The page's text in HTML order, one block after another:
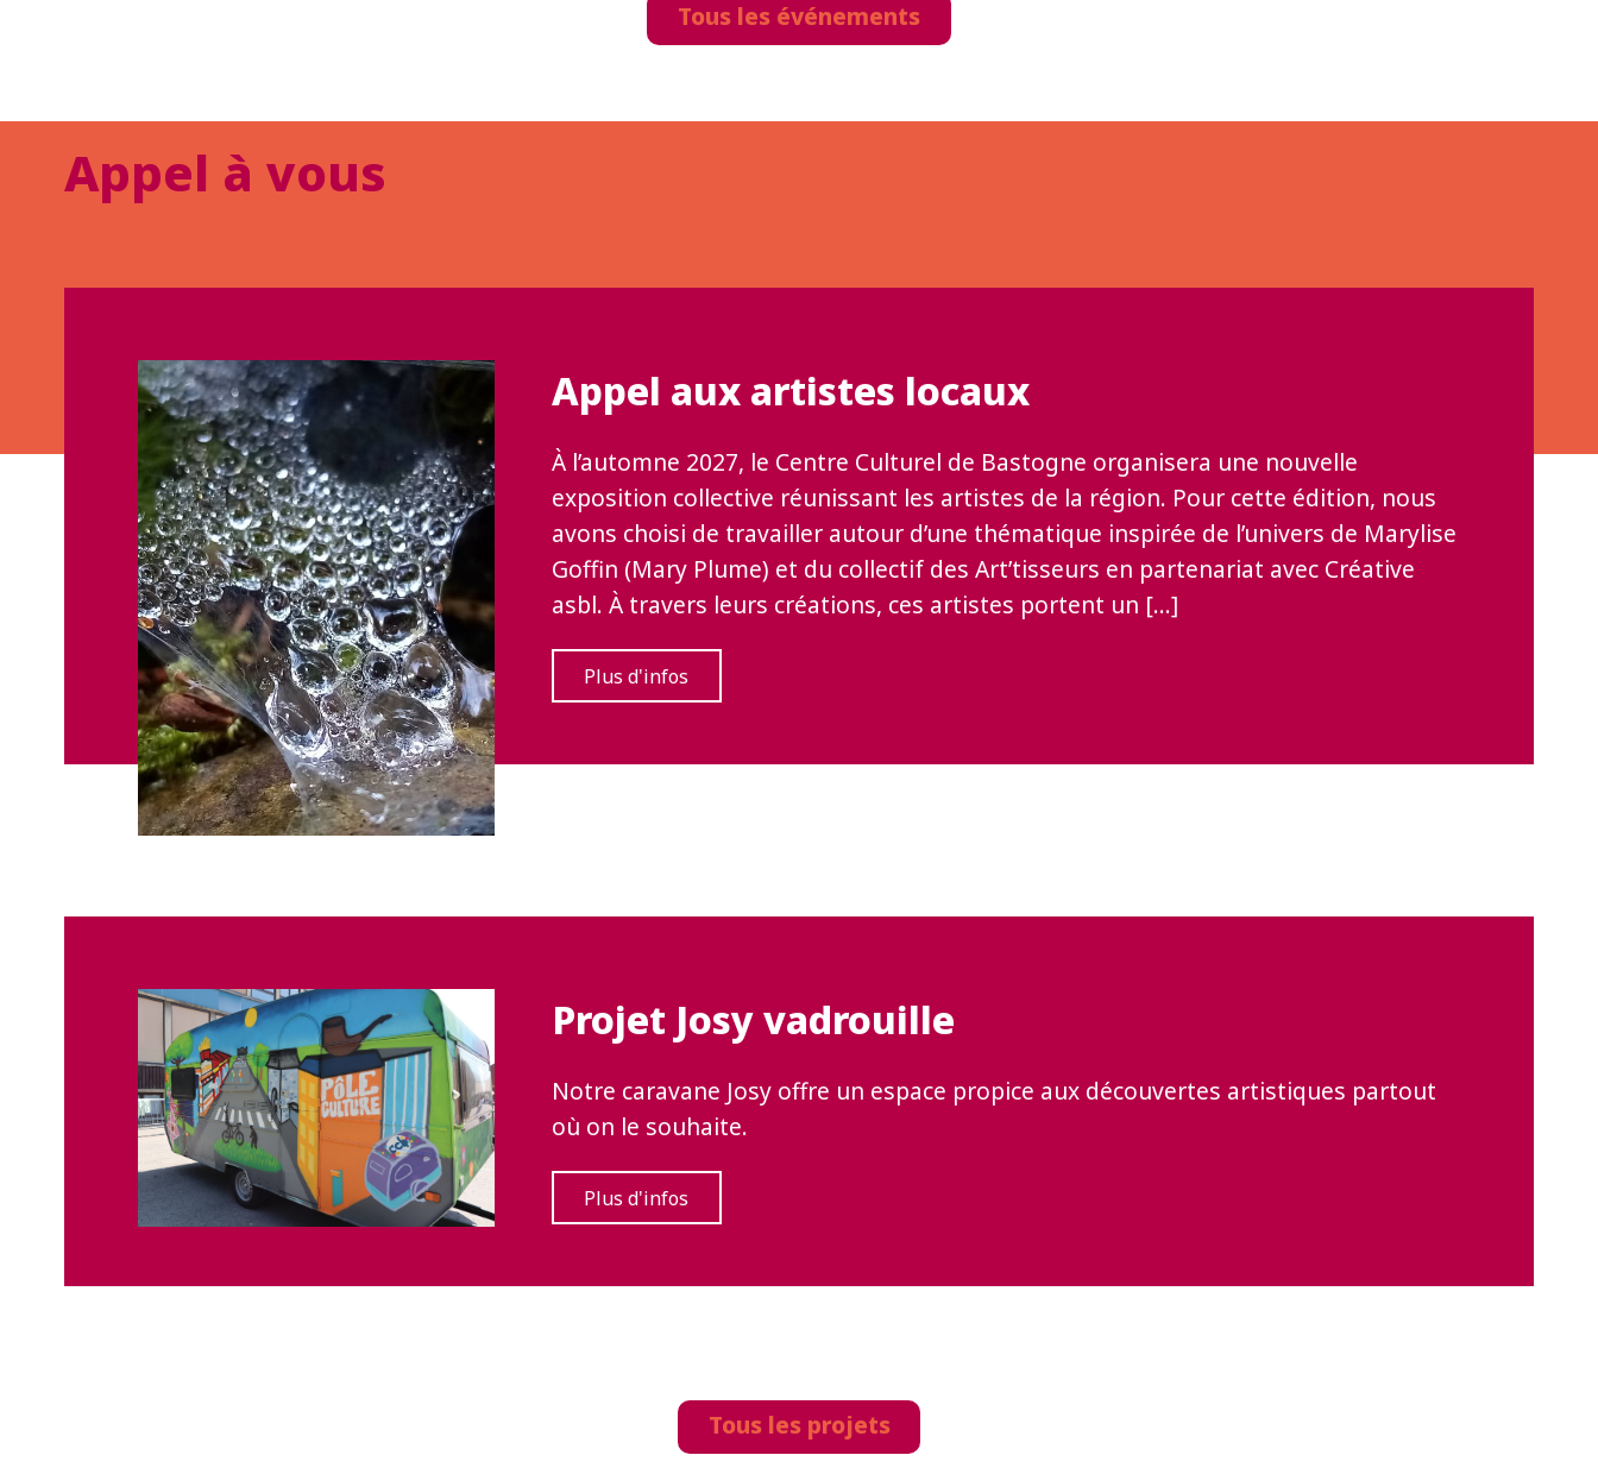
Tous les événements
Appel à vous
Appel aux artistes locaux
À l’automne 2027, le Centre Culturel de Bastogne organisera une nouvelle
exposition collective réunissant les artistes de la région. Pour cette édition, nous
avons choisi de travailler autour d’une thématique inspirée de l’univers de Marylise
Goffin (Mary Plume) et du collectif des Art’tisseurs en partenariat avec Créative
asbl. À travers leurs créations, ces artistes portent un […]
Plus d'infos
Projet Josy vadrouille
Notre caravane Josy offre un espace propice aux découvertes artistiques partout
où on le souhaite.
Plus d'infos
Tous les projets